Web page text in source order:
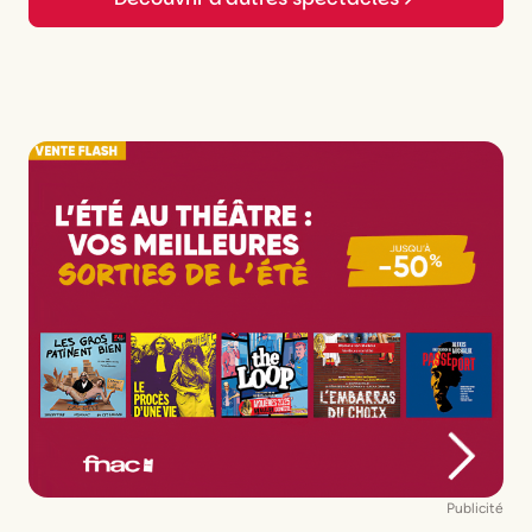
Publicité